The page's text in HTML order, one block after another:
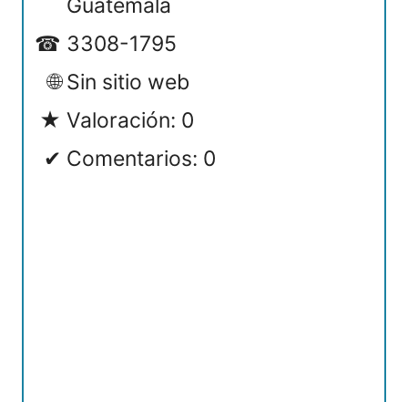
3308-1795
Sin sitio web
Valoración: 0
Comentarios: 0